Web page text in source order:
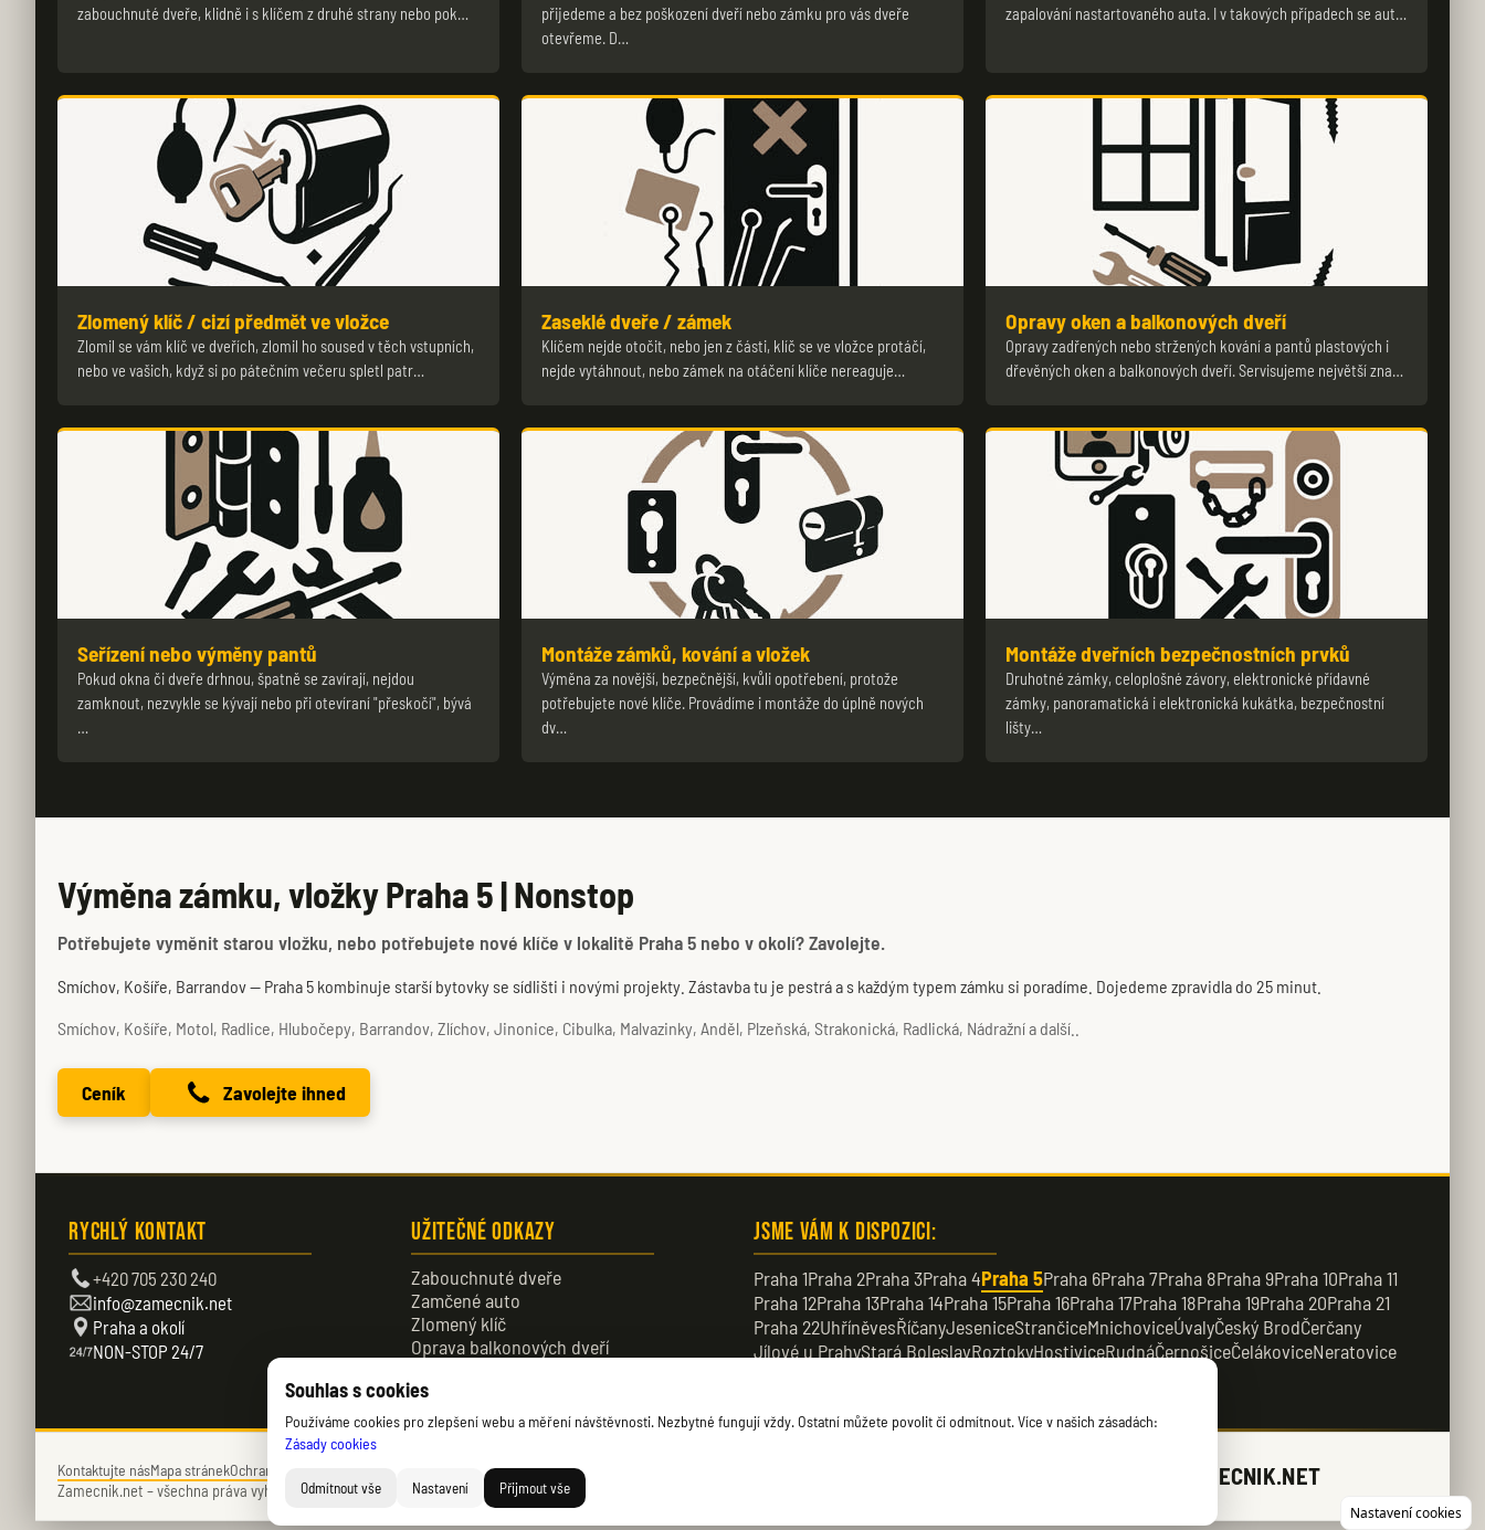
zabouchnuté dveře, klidně i s klíčem z druhé strany nebo pok…
přijedeme a bez poškození dveří nebo zámku pro vás dveře
otevřeme. D…
zapalování nastartovaného auta. I v takových případech se aut…
Zlomený klíč / cizí předmět ve vložce
Zlomil se vám klíč ve dveřích, zlomil ho soused v těch vstupních,
nebo ve vašich, když si po pátečním večeru spletl patr…
Zaseklé dveře / zámek
Klíčem nejde otočit, nebo jen z části, klíč se ve vložce protáčí,
nejde vytáhnout, nebo zámek na otáčení klíče nereaguje…
Opravy oken a balkonových dveří
Opravy zadřených nebo stržených kování a pantů plastových i
dřevěných oken a balkonových dveří. Servisujeme největší zna…
Seřízení nebo výměny pantů
Pokud okna či dveře drhnou, špatně se zavírají, nejdou
zamknout, nezvykle se kývají nebo při otevíraní "přeskočí", bývá
…
Montáže zámků, kování a vložek
Výměna za novější, bezpečnější, kvůli opotřebení, protože
potřebujete nové klíče. Provádíme i montáže do úplně nových
dv…
Montáže dveřních bezpečnostních prvků
Druhotné zámky, celoplošné závory, elektronické přídavné
zámky, panoramatická i elektronická kukátka, bezpečnostní
lišty…
Výměna zámku, vložky Praha 5 | Nonstop
Potřebujete vyměnit starou vložku, nebo potřebujete nové klíče v lokalitě Praha 5 nebo v okolí? Zavolejte.
Smíchov, Košíře, Barrandov — Praha 5 kombinuje starší bytovky se sídlišti i novými projekty. Zástavba tu je pestrá a s každým typem zámku si poradíme. Dojedeme zpravidla do 25 minut.
Smíchov, Košíře, Motol, Radlice, Hlubočepy, Barrandov, Zlíchov, Jinonice, Cibulka, Malvazinky, Anděl, Plzeňská, Strakonická, Radlická, Nádražní a další..
Ceník Zavolejte ihned
Rychlý kontakt
+420 705 230 240
info@zamecnik.net
Praha a okolí
NON-STOP 24/7
Užitečné odkazy
Zabouchnuté dveře
Zamčené auto
Zlomený klíč
Oprava balkonových dveří
Jsme vám k dispozici:
Praha 1Praha 2Praha 3Praha 4Praha 5Praha 6Praha 7Praha 8Praha 9Praha 10Praha 11
Praha 12Praha 13Praha 14Praha 15Praha 16Praha 17Praha 18Praha 19Praha 20Praha 21
Praha 22UhříněvesŘíčanyJeseniceStrančiceMnichoviceÚvalyČeský BrodČerčany
Jílové u PrahyStará BoleslavRoztokyHostiviceRudnáČernošiceČelákoviceNeratovice
Kontaktujte násMapa stránekOchrana soukromí
Zamecnik.net –všechna práva vyhrazena – © 2026 – Daniel Němec.
ZAMECNIK.NET
Souhlas s cookies
Používáme cookies pro zlepšení webu a měření návštěvnosti. Nezbytné fungují vždy. Ostatní můžete povolit či odmítnout. Více v našich zásadách:
Zásady cookies
Odmítnout vše Nastavení Přijmout vše
Nastavení cookies